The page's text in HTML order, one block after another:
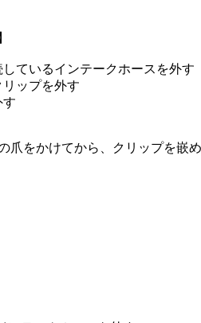
ているインテークホースを外す
ップを外す
爪をかけてから、クリップを嵌